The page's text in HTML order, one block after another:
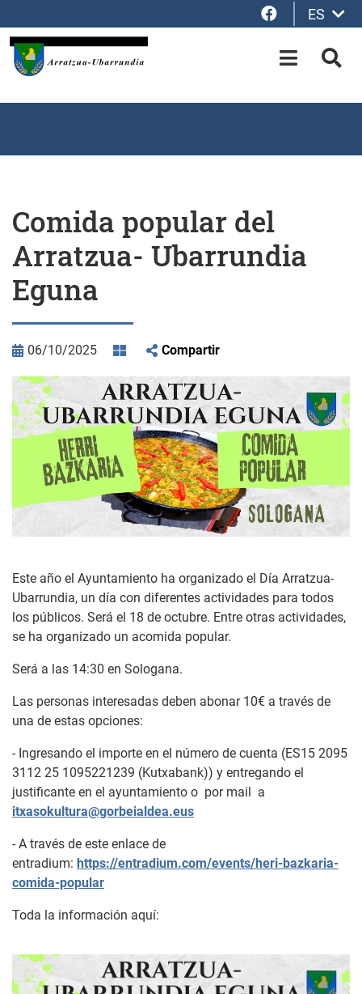
Facebook
ES
OPEN-
Comida popular del
Arratzua- Ubarrundia
Eguna
06/10/2025 Compartir
Este año el Ayuntamiento ha organizado el Día Arratzua-
Ubarrundia, un día con diferentes actividades para todos
los públicos. Será el 18 de octubre. Entre otras actividades,
se ha organizado un acomida popular.
Será a las 14:30 en Sologana.
Las personas interesadas deben abonar 10€ a través de
una de estas opciones:
- Ingresando el importe en el número de cuenta (ES15 2095
3112 25 1095221239 (Kutxabank)) y entregando el
justificante en el ayuntamiento o por mail a
itxasokultura@gorbeialdea.eus
- A través de este enlace de
entradium: https://entradium.com/events/heri-bazkaria-
comida-popular
Toda la información aquí: